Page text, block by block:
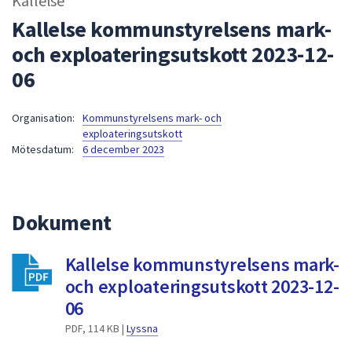
sökfältet
kommer
sökförslag
sökförslagen
och
Kallelse kommunstyrelsens mark-
och exploateringsutskott 2023-12-
06
Organisation:
Kommunstyrelsens mark- och
exploateringsutskott
Mötesdatum:
6 december 2023
Dokument
Kallelse kommunstyrelsens mark-
och exploateringsutskott 2023-12-
06
PDF, 114 KB | Lyssna